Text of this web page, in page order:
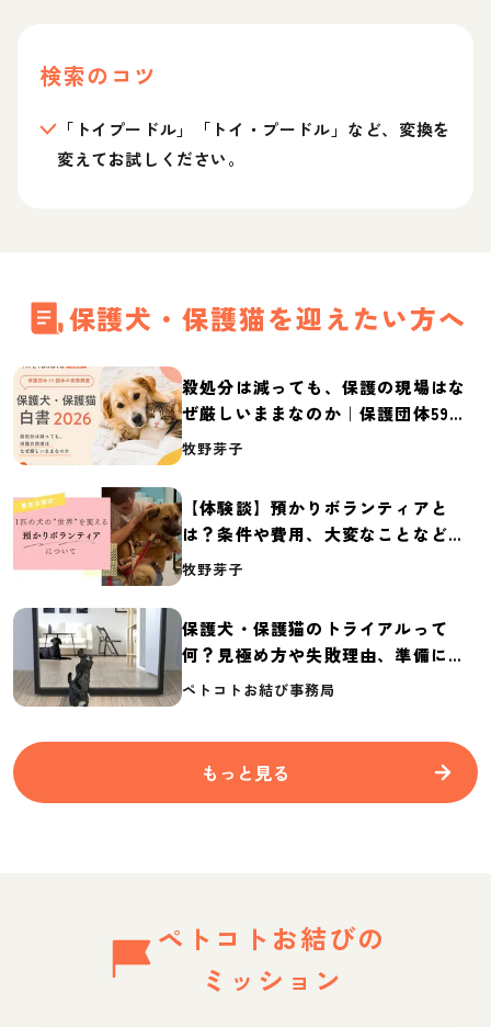
検索のコツ
「トイプードル」「トイ・プードル」など、変換を
変えてお試しください。
保護犬・保護猫を迎えたい方へ
殺処分は減っても、保護の現場はな
ぜ厳しいままなのか｜保護団体59団
体の実態調査【保護犬・保護猫白書
牧野芽子
【体験談】預かりボランティアと
は？条件や費用、大変なことなど紹
介
牧野芽子
保護犬・保護猫のトライアルって
何？見極め方や失敗理由、準備に必
要なものを紹介
ペトコトお結び事務局
もっと見る
ペトコトお結びの
ミッション